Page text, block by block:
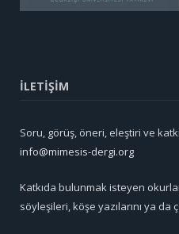
İLETİŞİM
Soru, görüş, öneri, eleştiri ve
info@mimesis-dergi.org
Katkıda bulunmak isteyen
söyleşileri, köşe yazılarını ya